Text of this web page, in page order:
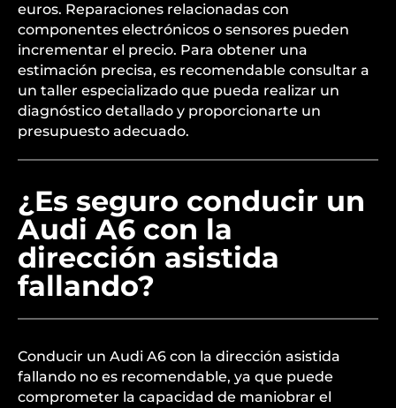
euros. Reparaciones relacionadas con
componentes electrónicos o sensores pueden
incrementar el precio. Para obtener una
estimación precisa, es recomendable consultar a
un taller especializado que pueda realizar un
diagnóstico detallado y proporcionarte un
presupuesto adecuado.
¿Es seguro conducir un
Audi A6 con la
dirección asistida
fallando?
Conducir un Audi A6 con la dirección asistida
fallando no es recomendable, ya que puede
comprometer la capacidad de maniobrar el